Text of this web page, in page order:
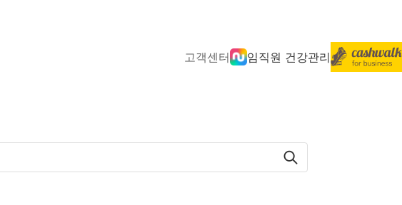
고객센터 임직원 건강관리